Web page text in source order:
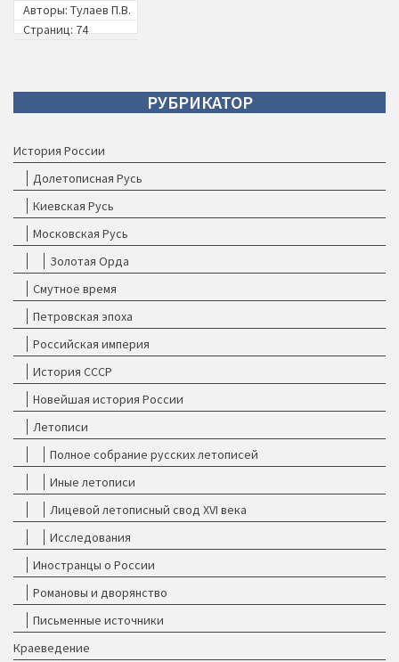
Авторы: Тулаев П.В.
Страниц: 74
РУБРИКАТОР
История России
Долетописная Русь
Киевская Русь
Московская Русь
Золотая Орда
Смутное время
Петровская эпоха
Российская империя
История СССР
Новейшая история России
Летописи
Полное собрание русских летописей
Иные летописи
Лицевой летописный свод XVI века
Исследования
Иностранцы о России
Романовы и дворянство
Письменные источники
Краеведение